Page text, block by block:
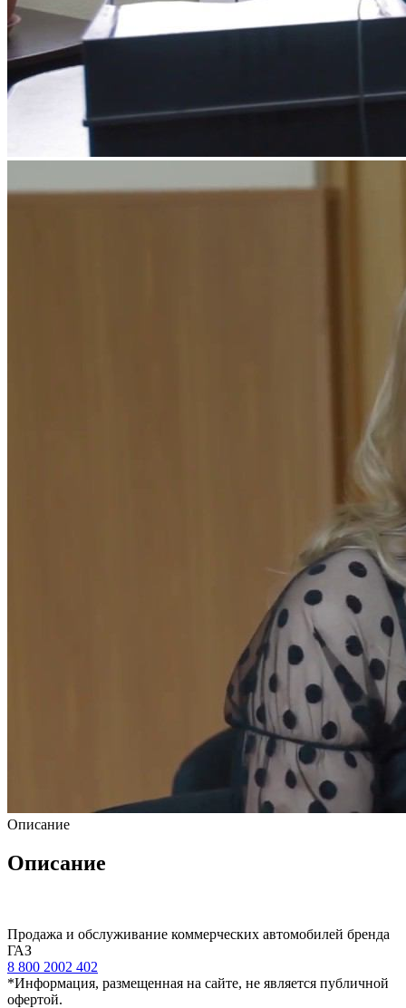
Описание
Описание
Продажа и обслуживание коммерческих автомобилей бренда
ГАЗ
8 800 2002 402
*Информация, размещенная на сайте, не является публичной
офертой.